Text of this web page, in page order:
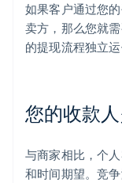
如果客户通过您
卖方，那么您就
的提现流程独立
您的收款
与商家相比，个
和时间期望。竞